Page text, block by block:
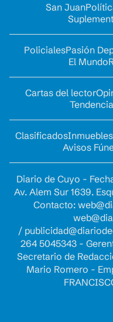
San Juan
PolicialesPasión
El Mundo
Cartas del lector
Tendencia
ClasificadosInmuebles
Avisos
Diario de Cuyo -
Av. Alem Sur 1639.
Contacto:
/
264 5045343 -
Secretario de
Mario Romero -